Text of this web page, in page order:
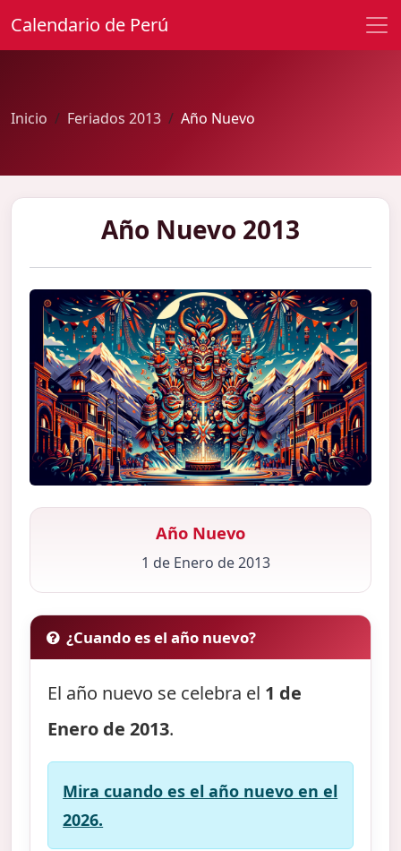
Calendario de Perú
Inicio Feriados 2013 Año Nuevo
Año Nuevo 2013
Año Nuevo
1 de Enero de 2013
¿Cuando es el año nuevo?
El año nuevo se celebra el 1 de
Enero de 2013.
Mira cuando es el año nuevo en el
2026.